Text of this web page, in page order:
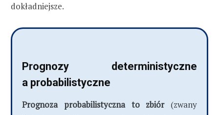
dokładniejsze.
Prognozy deterministyczne
a probabilistyczne
Prognoza probabilistyczna to zbiór(zwany